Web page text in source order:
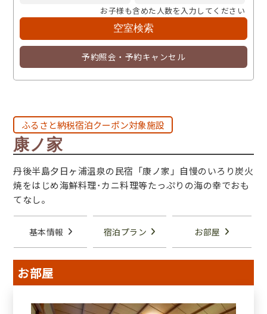
お子様も含めた人数を入力してください
予約照会・予約キャンセル
ふるさと納税宿泊クーポン対象施設
康ノ家
丹後半島夕日ヶ浦温泉の民宿「康ノ家」自慢のいろり炭火
焼をはじめ海鮮料理･カニ料理等たっぷりの海の幸でおも
てなし。
基本情報 宿泊プラン お部屋
お部屋